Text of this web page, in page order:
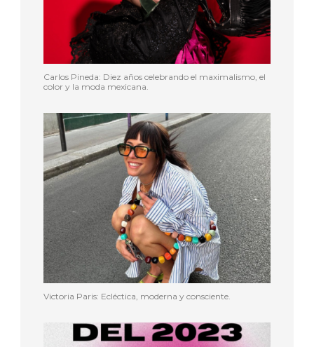
Carlos Pineda: Diez años celebrando el maximalismo, el
color y la moda mexicana.
Victoria Paris: Ecléctica, moderna y consciente.